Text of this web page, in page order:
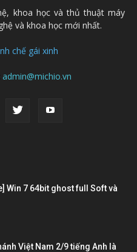
khoa học và thủ thuật máy
và khoa học mới nhất.
chế gái xinh
admin@michio.vn
Win 7 64bit ghost full Soft và
Việt Nam 2/9 tiếng Anh là